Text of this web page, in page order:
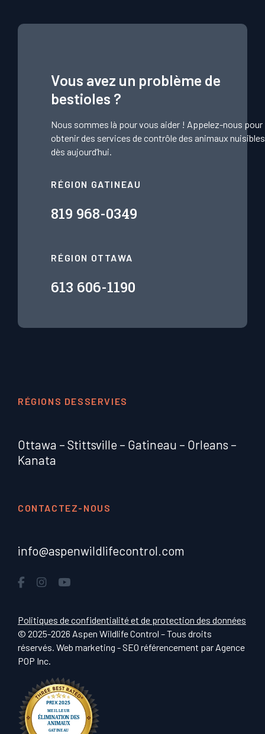
Vous avez un problème de
bestioles ?
Nous sommes là pour vous aider ! Appelez-nous pour
obtenir des services de contrôle des animaux nuisibles
dès aujourd’hui.
RÉGION GATINEAU
819 968-0349
RÉGION OTTAWA
613 606-1190
RÉGIONS DESSERVIES
Ottawa – Stittsville – Gatineau – Orleans –
Kanata
CONTACTEZ-NOUS
info@aspenwildlifecontrol.com
Politiques de confidentialité et de protection des données
© 2025-2026 Aspen Wildlife Control – Tous droits
réservés. Web marketing - SEO référencement par Agence
POP Inc.